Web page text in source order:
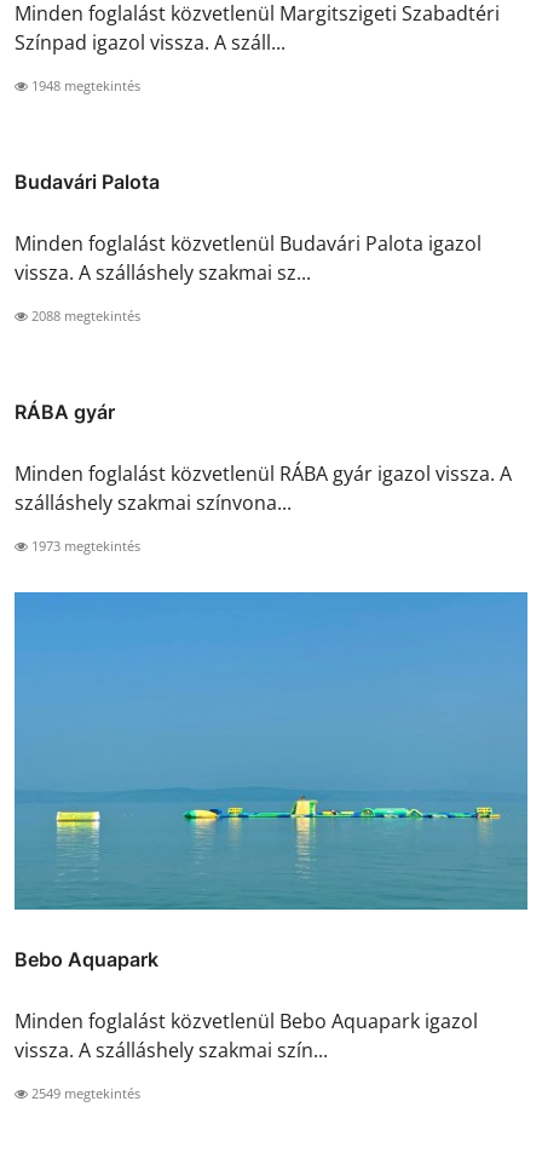
Minden foglalást közvetlenül Margitszigeti Szabadtéri
Színpad igazol vissza. A száll...
1948 megtekintés
Budavári Palota
Minden foglalást közvetlenül Budavári Palota igazol
vissza. A szálláshely szakmai sz...
2088 megtekintés
RÁBA gyár
Minden foglalást közvetlenül RÁBA gyár igazol vissza. A
szálláshely szakmai színvona...
1973 megtekintés
Bebo Aquapark
Minden foglalást közvetlenül Bebo Aquapark igazol
vissza. A szálláshely szakmai szín...
2549 megtekintés